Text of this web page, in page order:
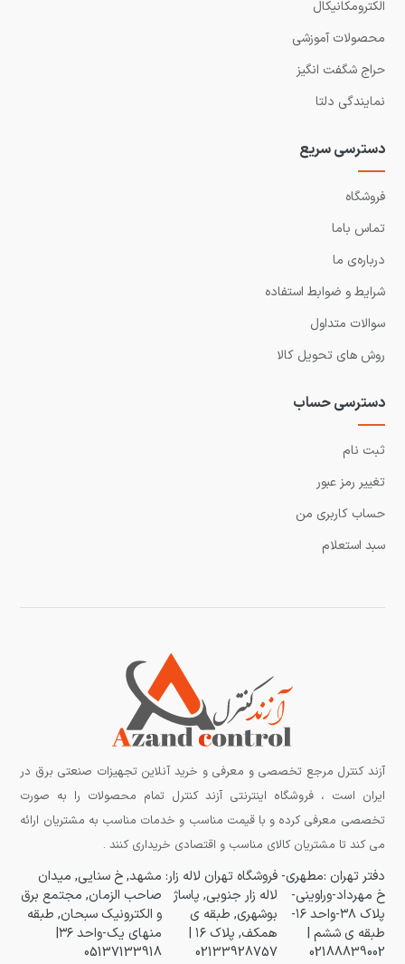
الکترومکانیکال
محصولات آموزشی
حراج شگفت انگیز
نمایندگی دلتا
دسترسی سریع
فروشگاه
تماس باما
درباره‌ی ما
شرایط و ضوابط استفاده
سوالات متداول
روش های تحویل کالا
دسترسی حساب
ثبت نام
تغییر رمز عبور
حساب کاربری من
سبد استعلام
آزند کنترل مرجع تخصصی و معرفی و خرید آنلاین تجهیزات صنعتی برق در
ایران است ، فروشگاه اینترنتی آزند کنترل تمام محصولات را به صورت
تخصصی معرفی کرده و با قیمت مناسب و خدمات مناسب به مشتریان ارائه
می کند تا مشتریان کالای مناسب و اقتصادی خریداری کنند .
دفتر تهران :مطهری-
خ مهرداد-وراوینی-
پلاک ۳۸-واحد ۱۶-
طبقه ی ششم |
02188839002
فروشگاه تهران لاله زار:
لاله زار جنوبی, پاساژ
بوشهری, طبقه ی
همکف, پلاک ۱۶ |
02133928757
مشهد, خ سنایی, میدان
صاحب الزمان, مجتمع برق
و الکترونیک سبحان, طبقه
منهای یک-واحد ۳۶|
05137133918